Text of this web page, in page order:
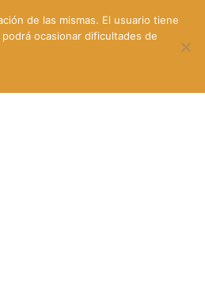
de las mismas. El usuario tiene
ocasionar dificultades de